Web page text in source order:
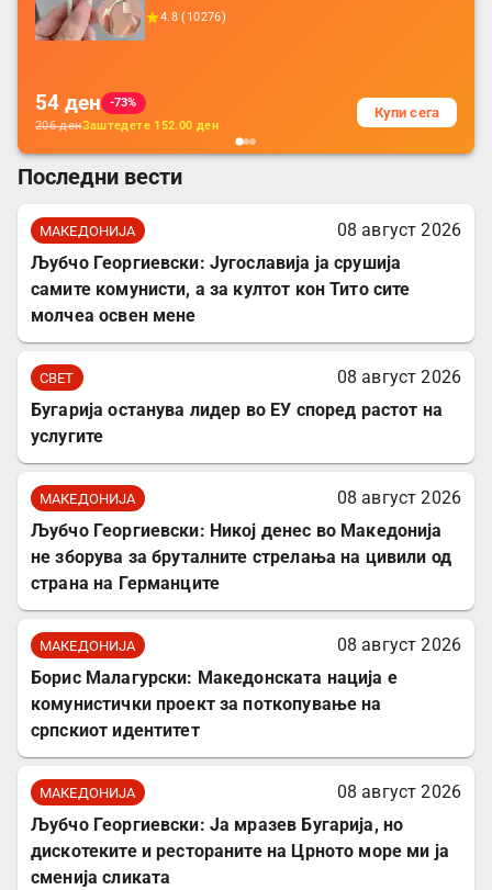
додатоци за заштита на кабли, без
батерија, за мобилни телефони, комплет
4.8 ( 10276)
54 ден
-73%
206денЗаштедете 152.00 ден
Купи сега
Последни вести
МАКЕДОНИЈА
08 август 2026
Љубчо Георгиевски: Југославија ја срушија
самите комунисти, а за култот кон Тито сите
молчеа освен мене
СВЕТ
08 август 2026
Бугарија останува лидер во ЕУ според растот на
услугите
МАКЕДОНИЈА
08 август 2026
Љубчо Георгиевски: Никој денес во Македонија
не зборува за бруталните стрелања на цивили од
страна на Германците
МАКЕДОНИЈА
08 август 2026
Борис Малагурски: Македонската нација е
комунистички проект за поткопување на
српскиот идентитет
МАКЕДОНИЈА
08 август 2026
Љубчо Георгиевски: Ја мразев Бугарија, но
дискотеките и рестораните на Црното море ми ја
сменија сликата